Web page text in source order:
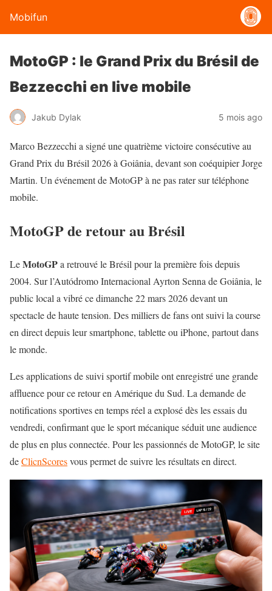
Mobifun
MotoGP : le Grand Prix du Brésil de
Bezzecchi en live mobile
Jakub Dylak 5 mois ago
Marco Bezzecchi a signé une quatrième victoire consécutive au
Grand Prix du Brésil 2026 à Goiânia, devant son coéquipier Jorge
Martin. Un événement de MotoGP à ne pas rater sur téléphone
mobile.
MotoGP de retour au Brésil
LeMotoGPa retrouvé le Brésil pour la première fois depuis
2004. Sur l’Autódromo Internacional Ayrton Senna de Goiânia, le
public local a vibré ce dimanche 22 mars 2026 devant un
spectacle de haute tension. Des milliers de fans ont suivi la course
en direct depuis leur smartphone, tablette ou iPhone, partout dans
le monde.
Les applications de suivi sportif mobile ont enregistré une grande
affluence pour ce retour en Amérique du Sud. La demande de
notifications sportives en temps réel a explosé dès les essais du
vendredi, confirmant que le sport mécanique séduit une audience
de plus en plus connectée. Pour les passionnés de MotoGP, le site
deClicnScoresvous permet de suivre les résultats en direct.